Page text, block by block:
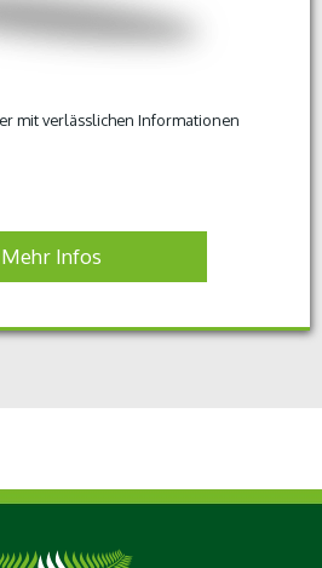
mit verlässlichen Informationen
Mehr Infos